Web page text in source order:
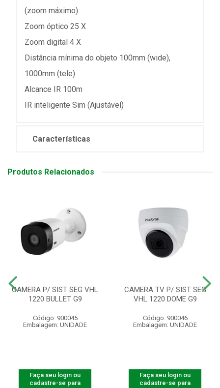
(zoom máximo)
Zoom óptico 25 X
Zoom digital 4 X
Distância mínima do objeto 100mm (wide),
1000mm (tele)
Alcance IR 100m
IR inteligente Sim (Ajustável)
Características
Produtos Relacionados
CAMERA P/ SIST SEG VHL
1220 BULLET G9
Código: 900045
Embalagem: UNIDADE
Faça seu login ou
cadastre-se para
CAMERA TV P/ SIST SEG
VHL 1220 DOME G9
Código: 900046
Embalagem: UNIDADE
Faça seu login ou
cadastre-se para